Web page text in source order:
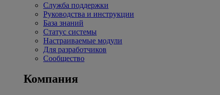
Служба поддержки
Руководства и инструкции
База знаний
Статус системы
Настраиваемые модули
Для разработчиков
Сообщество
Компания